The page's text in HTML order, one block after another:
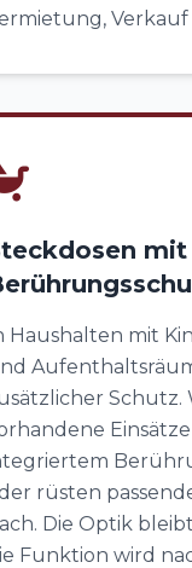
Haushalten mit
Schutz.
rüsten
Die Optik
Funktion wird